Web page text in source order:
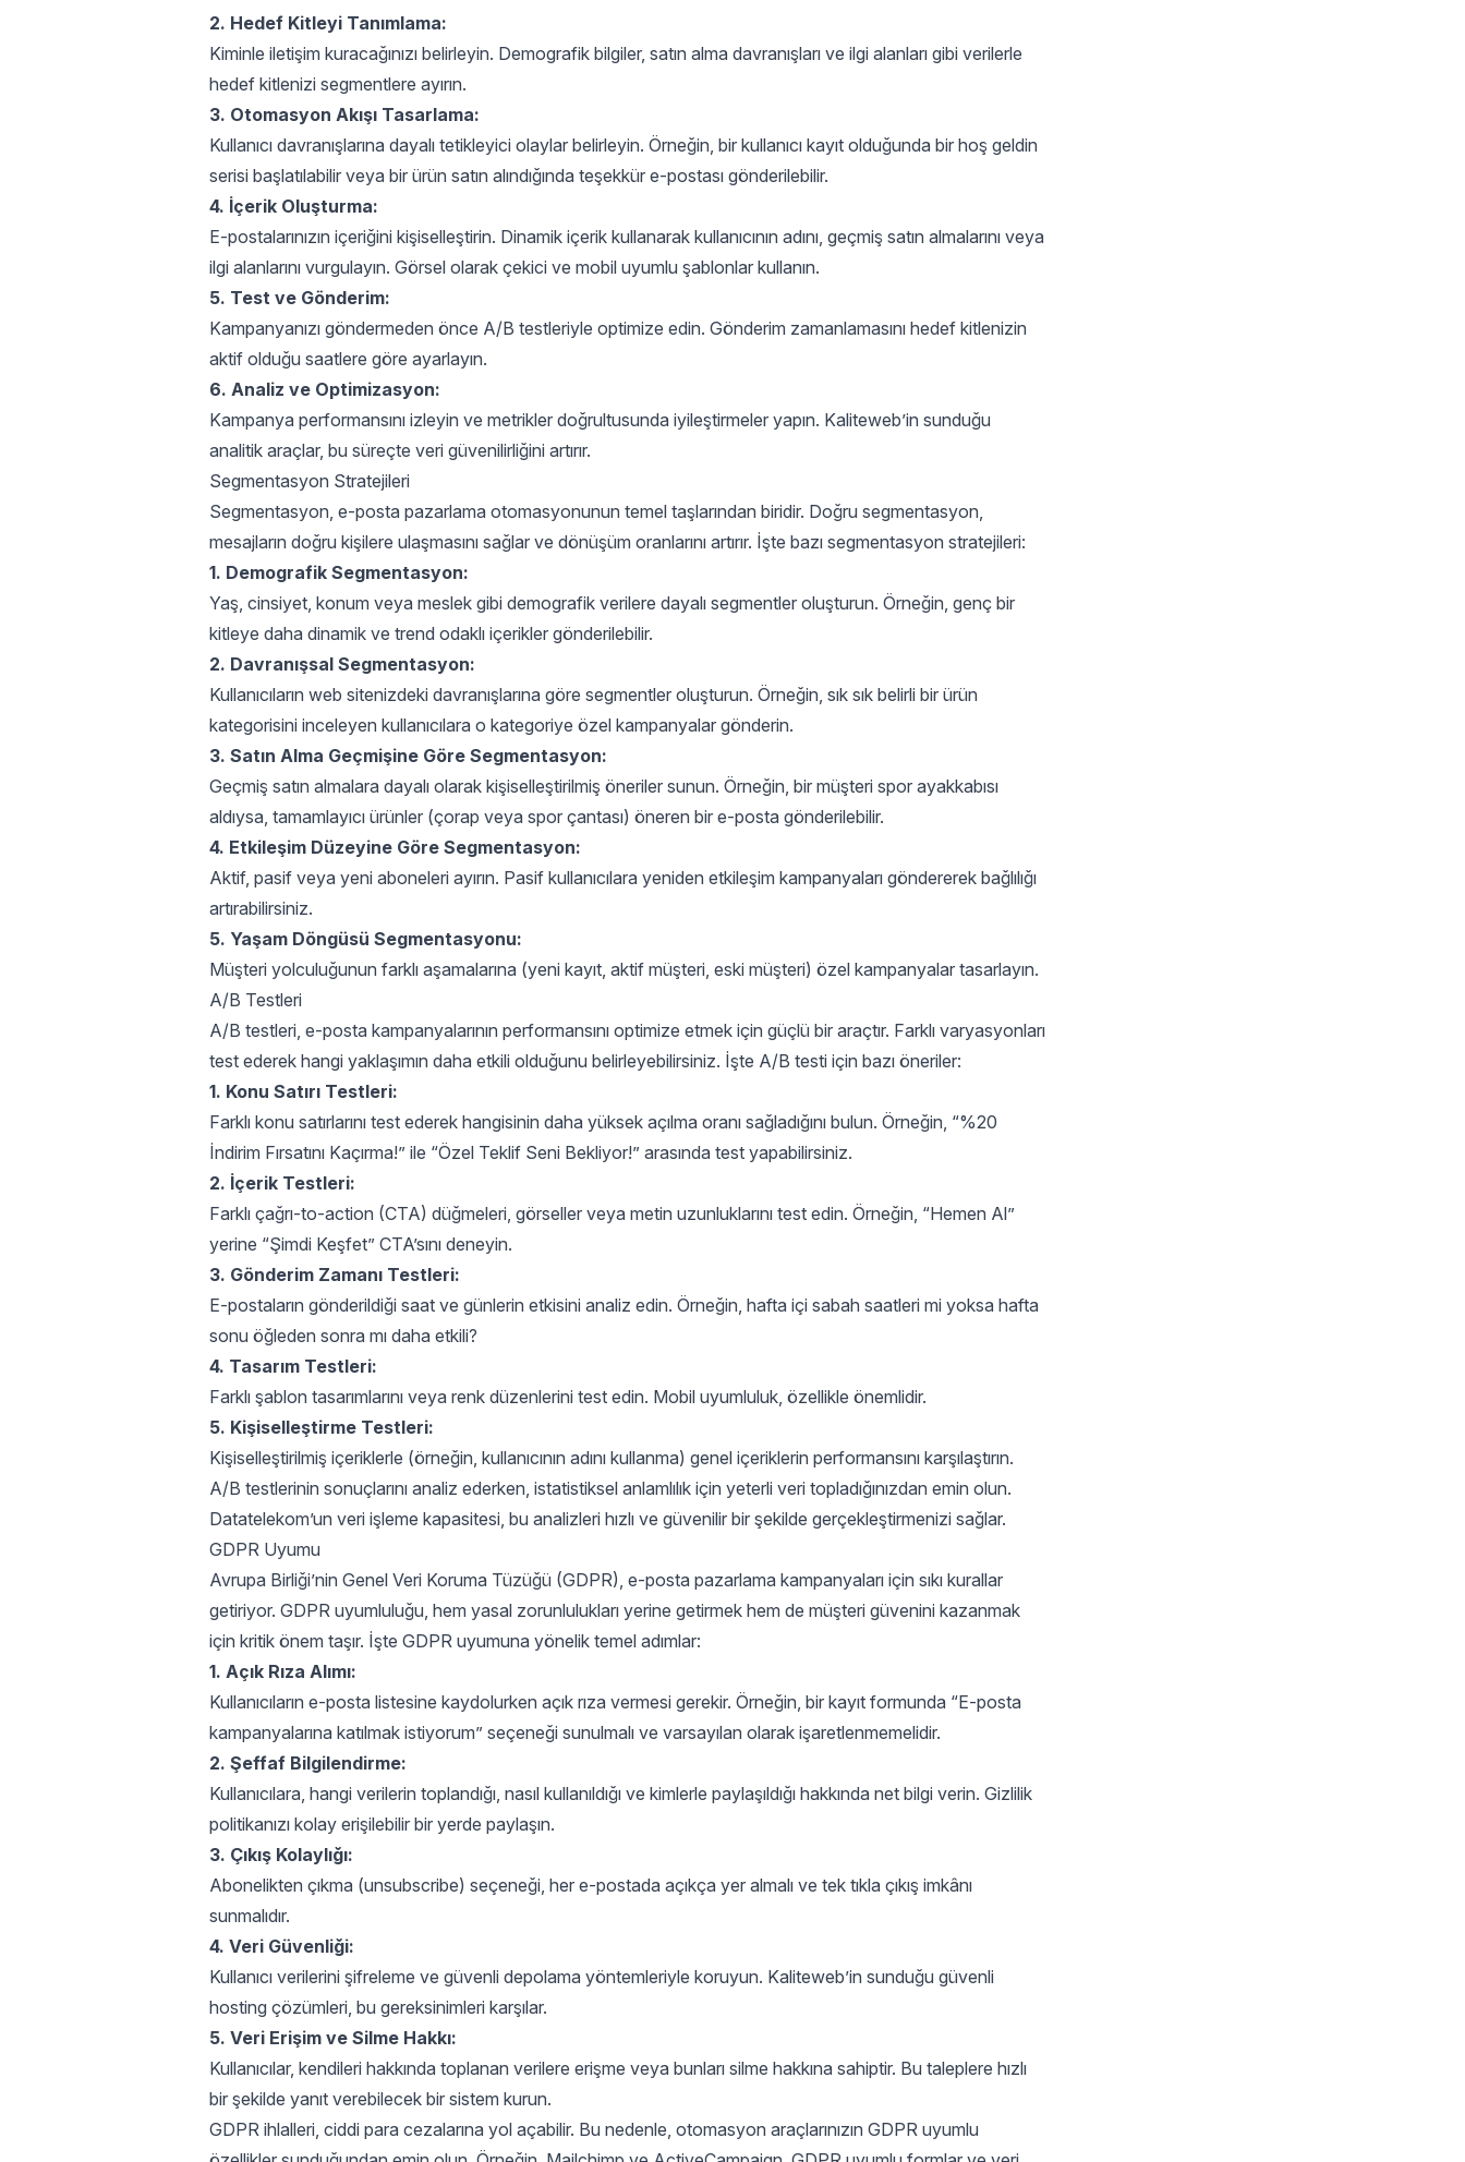
2. Hedef Kitleyi Tanımlama:
Kiminle iletişim kuracağınızı belirleyin. Demografik bilgiler, satın alma davranışları ve ilgi alanları gibi verilerle
hedef kitlenizi segmentlere ayırın.
3. Otomasyon Akışı Tasarlama:
Kullanıcı davranışlarına dayalı tetikleyici olaylar belirleyin. Örneğin, bir kullanıcı kayıt olduğunda bir hoş geldin
serisi başlatılabilir veya bir ürün satın alındığında teşekkür e-postası gönderilebilir.
4. İçerik Oluşturma:
E-postalarınızın içeriğini kişiselleştirin. Dinamik içerik kullanarak kullanıcının adını, geçmiş satın almalarını veya
ilgi alanlarını vurgulayın. Görsel olarak çekici ve mobil uyumlu şablonlar kullanın.
5. Test ve Gönderim:
Kampanyanızı göndermeden önce A/B testleriyle optimize edin. Gönderim zamanlamasını hedef kitlenizin
aktif olduğu saatlere göre ayarlayın.
6. Analiz ve Optimizasyon:
Kampanya performansını izleyin ve metrikler doğrultusunda iyileştirmeler yapın. Kaliteweb’in sunduğu
analitik araçlar, bu süreçte veri güvenilirliğini artırır.
Segmentasyon Stratejileri
Segmentasyon, e-posta pazarlama otomasyonunun temel taşlarından biridir. Doğru segmentasyon,
mesajların doğru kişilere ulaşmasını sağlar ve dönüşüm oranlarını artırır. İşte bazı segmentasyon stratejileri:
1. Demografik Segmentasyon:
Yaş, cinsiyet, konum veya meslek gibi demografik verilere dayalı segmentler oluşturun. Örneğin, genç bir
kitleye daha dinamik ve trend odaklı içerikler gönderilebilir.
2. Davranışsal Segmentasyon:
Kullanıcıların web sitenizdeki davranışlarına göre segmentler oluşturun. Örneğin, sık sık belirli bir ürün
kategorisini inceleyen kullanıcılara o kategoriye özel kampanyalar gönderin.
3. Satın Alma Geçmişine Göre Segmentasyon:
Geçmiş satın almalara dayalı olarak kişiselleştirilmiş öneriler sunun. Örneğin, bir müşteri spor ayakkabısı
aldıysa, tamamlayıcı ürünler (çorap veya spor çantası) öneren bir e-posta gönderilebilir.
4. Etkileşim Düzeyine Göre Segmentasyon:
Aktif, pasif veya yeni aboneleri ayırın. Pasif kullanıcılara yeniden etkileşim kampanyaları göndererek bağlılığı
artırabilirsiniz.
5. Yaşam Döngüsü Segmentasyonu:
Müşteri yolculuğunun farklı aşamalarına (yeni kayıt, aktif müşteri, eski müşteri) özel kampanyalar tasarlayın.
A/B Testleri
A/B testleri, e-posta kampanyalarının performansını optimize etmek için güçlü bir araçtır. Farklı varyasyonları
test ederek hangi yaklaşımın daha etkili olduğunu belirleyebilirsiniz. İşte A/B testi için bazı öneriler:
1. Konu Satırı Testleri:
Farklı konu satırlarını test ederek hangisinin daha yüksek açılma oranı sağladığını bulun. Örneğin, “%20
İndirim Fırsatını Kaçırma!” ile “Özel Teklif Seni Bekliyor!” arasında test yapabilirsiniz.
2. İçerik Testleri:
Farklı çağrı-to-action (CTA) düğmeleri, görseller veya metin uzunluklarını test edin. Örneğin, “Hemen Al”
yerine “Şimdi Keşfet” CTA’sını deneyin.
3. Gönderim Zamanı Testleri:
E-postaların gönderildiği saat ve günlerin etkisini analiz edin. Örneğin, hafta içi sabah saatleri mi yoksa hafta
sonu öğleden sonra mı daha etkili?
4. Tasarım Testleri:
Farklı şablon tasarımlarını veya renk düzenlerini test edin. Mobil uyumluluk, özellikle önemlidir.
5. Kişiselleştirme Testleri:
Kişiselleştirilmiş içeriklerle (örneğin, kullanıcının adını kullanma) genel içeriklerin performansını karşılaştırın.
A/B testlerinin sonuçlarını analiz ederken, istatistiksel anlamlılık için yeterli veri topladığınızdan emin olun.
Datatelekom’un veri işleme kapasitesi, bu analizleri hızlı ve güvenilir bir şekilde gerçekleştirmenizi sağlar.
GDPR Uyumu
Avrupa Birliği’nin Genel Veri Koruma Tüzüğü (GDPR), e-posta pazarlama kampanyaları için sıkı kurallar
getiriyor. GDPR uyumluluğu, hem yasal zorunlulukları yerine getirmek hem de müşteri güvenini kazanmak
için kritik önem taşır. İşte GDPR uyumuna yönelik temel adımlar:
1. Açık Rıza Alımı:
Kullanıcıların e-posta listesine kaydolurken açık rıza vermesi gerekir. Örneğin, bir kayıt formunda “E-posta
kampanyalarına katılmak istiyorum” seçeneği sunulmalı ve varsayılan olarak işaretlenmemelidir.
2. Şeffaf Bilgilendirme:
Kullanıcılara, hangi verilerin toplandığı, nasıl kullanıldığı ve kimlerle paylaşıldığı hakkında net bilgi verin. Gizlilik
politikanızı kolay erişilebilir bir yerde paylaşın.
3. Çıkış Kolaylığı:
Abonelikten çıkma (unsubscribe) seçeneği, her e-postada açıkça yer almalı ve tek tıkla çıkış imkânı
sunmalıdır.
4. Veri Güvenliği:
Kullanıcı verilerini şifreleme ve güvenli depolama yöntemleriyle koruyun. Kaliteweb’in sunduğu güvenli
hosting çözümleri, bu gereksinimleri karşılar.
5. Veri Erişim ve Silme Hakkı:
Kullanıcılar, kendileri hakkında toplanan verilere erişme veya bunları silme hakkına sahiptir. Bu taleplere hızlı
bir şekilde yanıt verebilecek bir sistem kurun.
GDPR ihlalleri, ciddi para cezalarına yol açabilir. Bu nedenle, otomasyon araçlarınızın GDPR uyumlu